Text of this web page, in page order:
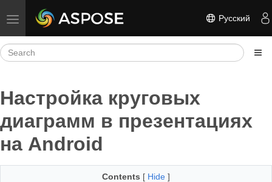
Toggle navigation Русский
Настройка круговых
диаграмм в презентациях
на Android
Contents [ Hide ]